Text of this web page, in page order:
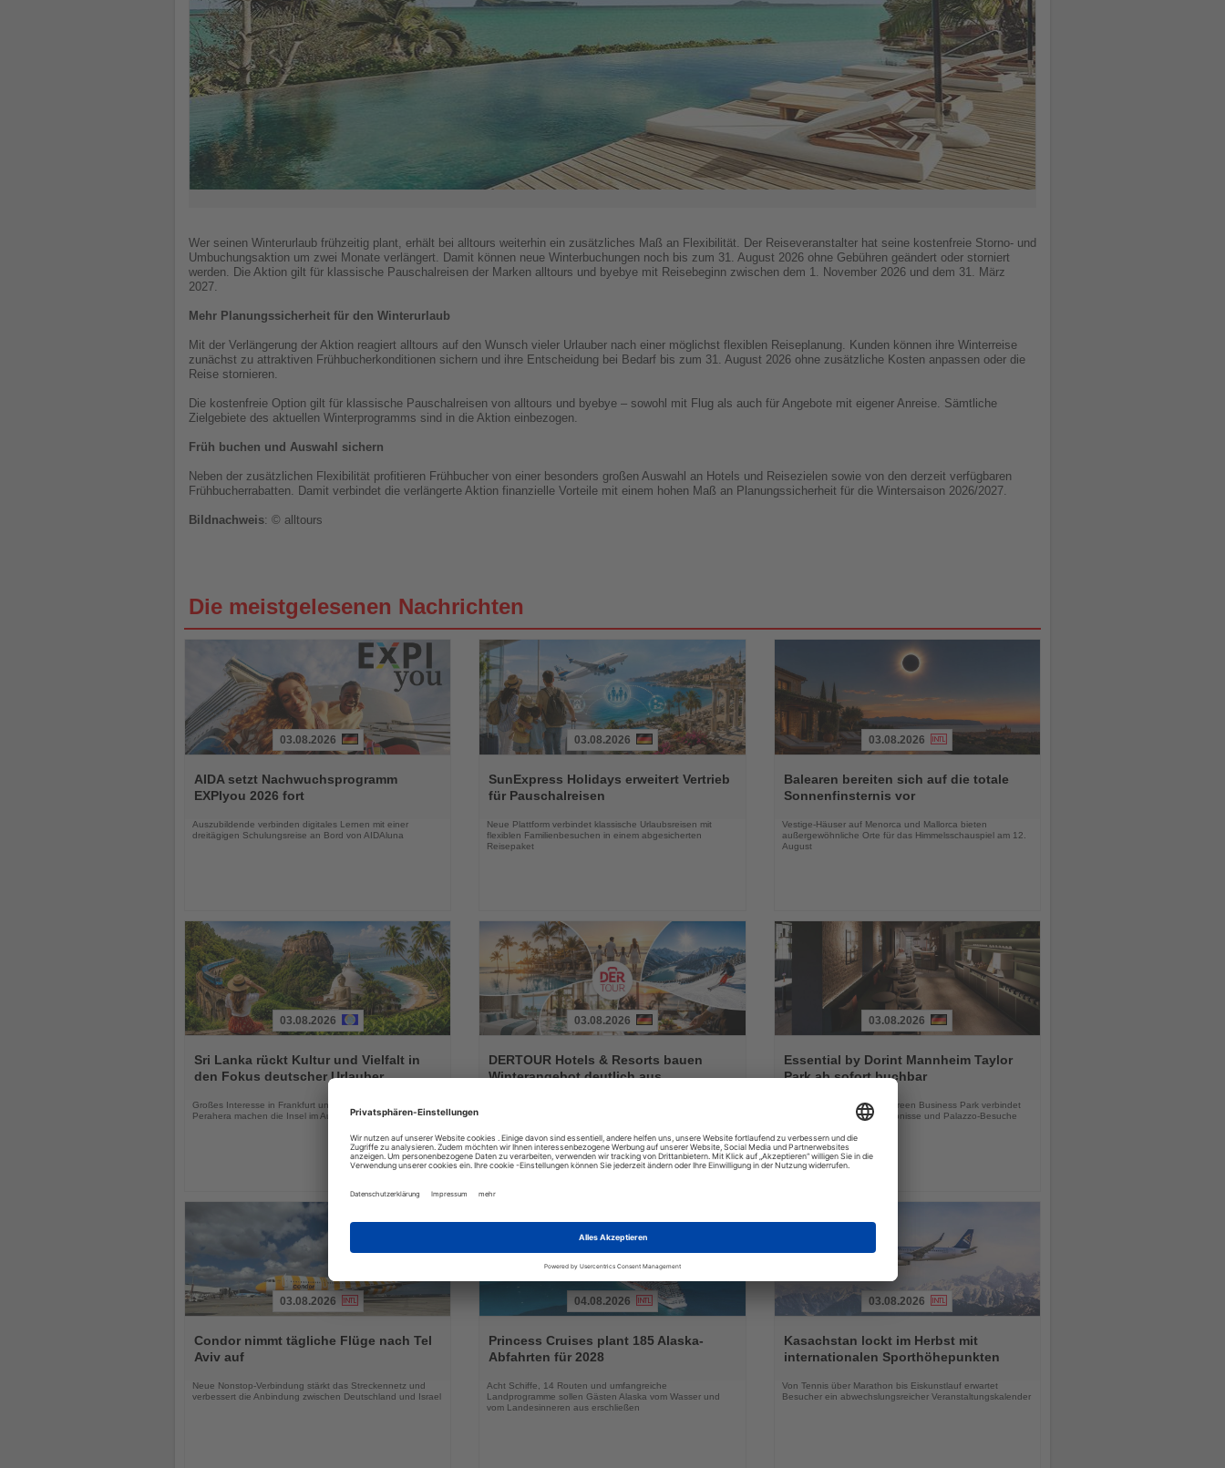
Wer seinen Winterurlaub frühzeitig plant, erhält bei alltours weiterhin ein zusätzliches Maß an Flexibilität. Der Reiseveranstalter hat seine kostenfreie Storno- und
Umbuchungsaktion um zwei Monate verlängert. Damit können neue Winterbuchungen noch bis zum 31. August 2026 ohne Gebühren geändert oder storniert
werden. Die Aktion gilt für klassische Pauschalreisen der Marken alltours und byebye mit Reisebeginn zwischen dem 1. November 2026 und dem 31. März
2027.
Mehr Planungssicherheit für den Winterurlaub
Mit der Verlängerung der Aktion reagiert alltours auf den Wunsch vieler Urlauber nach einer möglichst flexiblen Reiseplanung. Kunden können ihre Winterreise
zunächst zu attraktiven Frühbucherkonditionen sichern und ihre Entscheidung bei Bedarf bis zum 31. August 2026 ohne zusätzliche Kosten anpassen oder die
Reise stornieren.
Die kostenfreie Option gilt für klassische Pauschalreisen von alltours und byebye – sowohl mit Flug als auch für Angebote mit eigener Anreise. Sämtliche
Zielgebiete des aktuellen Winterprogramms sind in die Aktion einbezogen.
Früh buchen und Auswahl sichern
Neben der zusätzlichen Flexibilität profitieren Frühbucher von einer besonders großen Auswahl an Hotels und Reisezielen sowie von den derzeit verfügbaren
Frühbucherrabatten. Damit verbindet die verlängerte Aktion finanzielle Vorteile mit einem hohen Maß an Planungssicherheit für die Wintersaison 2026/2027.
Bildnachweis: © alltours
Die meistgelesenen Nachrichten
Sie
die
Nachrichten
03.08.2026
AIDA setzt Nachwuchsprogramm
EXPIyou 2026 fort
Auszubildende verbinden digitales Lernen mit einer
dreitägigen Schulungsreise an Bord von AIDAluna
Sie
die
03.08.2026
SunExpress Holidays erweitert Vertrieb
für Pauschalreisen
Neue Plattform verbindet klassische Urlaubsreisen mit
flexiblen Familienbesuchen in einem abgesicherten
Reisepaket
Sie
die
03.08.2026
Balearen bereiten sich auf die totale
Sonnenfinsternis vor
Vestige-Häuser auf Menorca und Mallorca bieten
außergewöhnliche Orte für das Himmelsschauspiel am 12.
August
Sie
die
03.08.2026
Sri Lanka rückt Kultur und Vielfalt in
den Fokus deutscher Urlauber
Großes Interesse in Frankfurt und das Kandy Esala
Perahera machen die Insel im August besonders attraktiv
Sie
die
03.08.2026
DERTOUR Hotels & Resorts bauen
Winterangebot deutlich aus
Sie
die
03.08.2026
Essential by Dorint Mannheim Taylor
Park ab sofort buchbar
Das neue Hotel im Taylor Green Business Park verbindet
Geschäftsreisen, Stadterlebnisse und Palazzo-Besuche
Sie
die
03.08.2026
Condor nimmt tägliche Flüge nach Tel
Aviv auf
Neue Nonstop-Verbindung stärkt das Streckennetz und
verbessert die Anbindung zwischen Deutschland und Israel
Sie
die
04.08.2026
Princess Cruises plant 185 Alaska-
Abfahrten für 2028
Acht Schiffe, 14 Routen und umfangreiche
Landprogramme sollen Gästen Alaska vom Wasser und
vom Landesinneren aus erschließen
Sie
die
03.08.2026
Kasachstan lockt im Herbst mit
internationalen Sporthöhepunkten
Von Tennis über Marathon bis Eiskunstlauf erwartet
Besucher ein abwechslungsreicher Veranstaltungskalender